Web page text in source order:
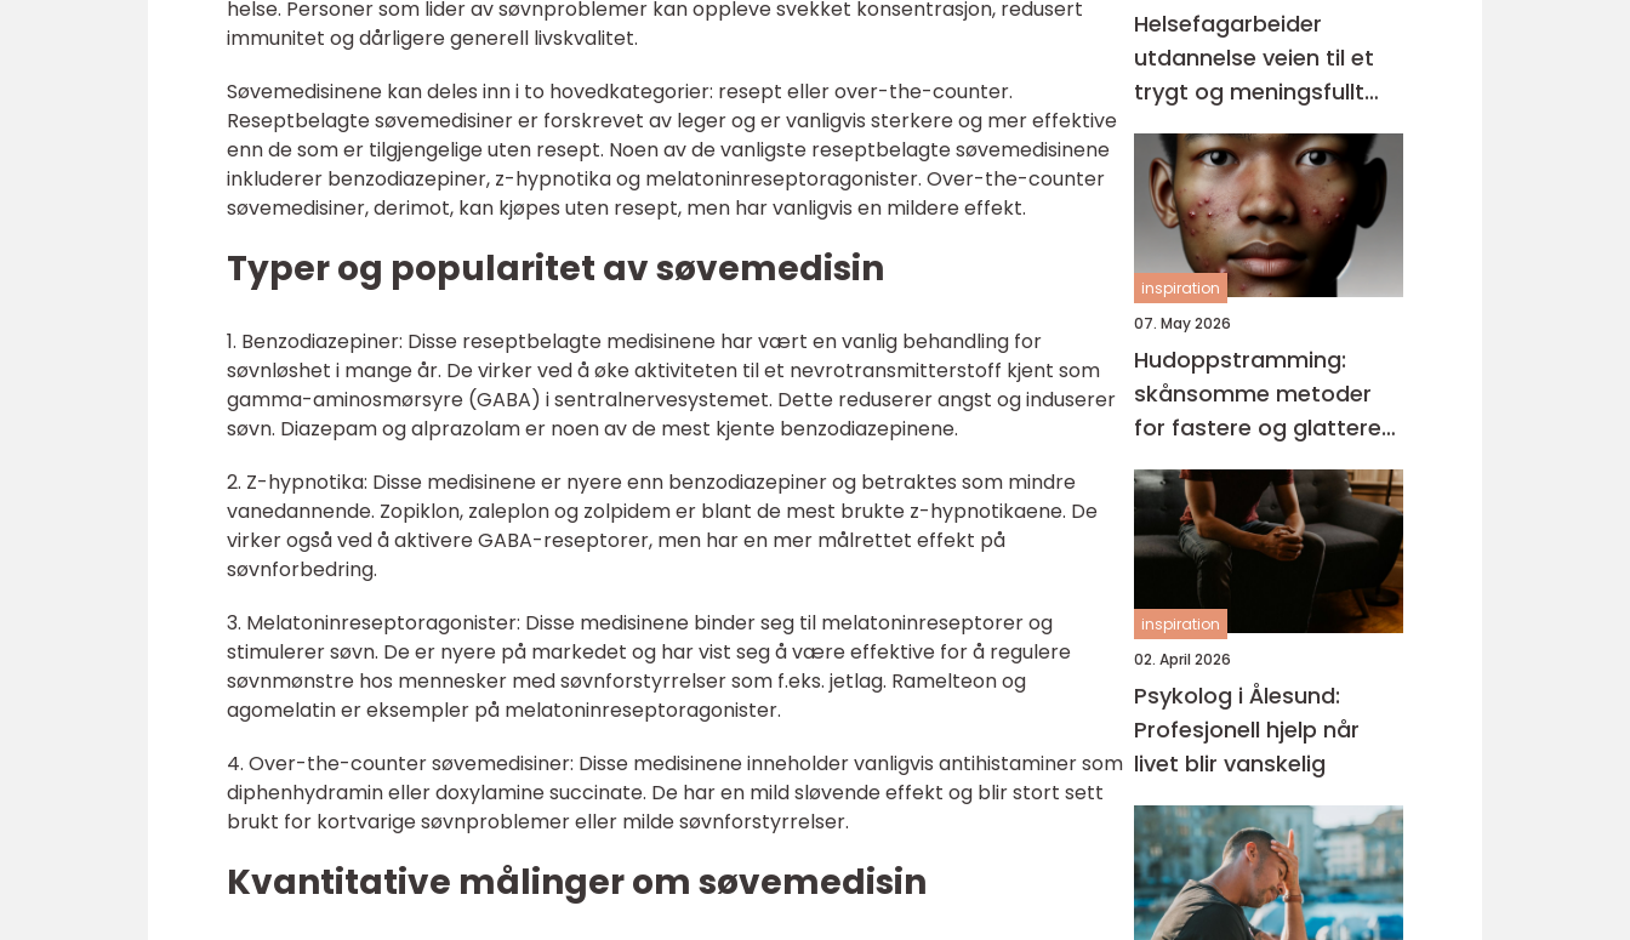
helse. Personer som lider av søvnproblemer kan oppleve svekket konsentrasjon, redusert
immunitet og dårligere generell livskvalitet.
Søvemedisinene kan deles inn i to hovedkategorier: resept eller over-the-counter.
Reseptbelagte søvemedisiner er forskrevet av leger og er vanligvis sterkere og mer effektive
enn de som er tilgjengelige uten resept. Noen av de vanligste reseptbelagte søvemedisinene
inkluderer benzodiazepiner, z-hypnotika og melatoninreseptoragonister. Over-the-counter
søvemedisiner, derimot, kan kjøpes uten resept, men har vanligvis en mildere effekt.
Typer og popularitet av søvemedisin
1. Benzodiazepiner: Disse reseptbelagte medisinene har vært en vanlig behandling for
søvnløshet i mange år. De virker ved å øke aktiviteten til et nevrotransmitterstoff kjent som
gamma-aminosmørsyre (GABA) i sentralnervesystemet. Dette reduserer angst og induserer
søvn. Diazepam og alprazolam er noen av de mest kjente benzodiazepinene.
2. Z-hypnotika: Disse medisinene er nyere enn benzodiazepiner og betraktes som mindre
vanedannende. Zopiklon, zaleplon og zolpidem er blant de mest brukte z-hypnotikaene. De
virker også ved å aktivere GABA-reseptorer, men har en mer målrettet effekt på
søvnforbedring.
3. Melatoninreseptoragonister: Disse medisinene binder seg til melatoninreseptorer og
stimulerer søvn. De er nyere på markedet og har vist seg å være effektive for å regulere
søvnmønstre hos mennesker med søvnforstyrrelser som f.eks. jetlag. Ramelteon og
agomelatin er eksempler på melatoninreseptoragonister.
4. Over-the-counter søvemedisiner: Disse medisinene inneholder vanligvis antihistaminer som
diphenhydramin eller doxylamine succinate. De har en mild sløvende effekt og blir stort sett
brukt for kortvarige søvnproblemer eller milde søvnforstyrrelser.
Kvantitative målinger om søvemedisin
Helsefagarbeider
utdannelse veien til et
trygt og meningsfullt
yrke
inspiration
07. May 2026
Hudoppstramming:
skånsomme metoder
for fastere og glattere
hud
inspiration
02. April 2026
Psykolog i Ålesund:
Profesjonell hjelp når
livet blir vanskelig